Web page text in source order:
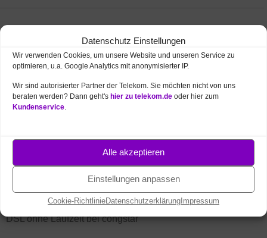
Datenschutz Einstellungen
Wir verwenden Cookies, um unsere Website und unseren Service zu
optimieren, u.a. Google Analytics mit anonymisierter IP.
Wir sind autorisierter Partner der Telekom. Sie möchten nicht von uns
beraten werden? Dann geht's hier zu telekom.de oder hier zum
Kundenservice
Alle akzeptieren
Einstellungen anpassen
Cookie-RichtlinieDatenschutzerklärungImpressum
Telekom Angebote des Monats
MagentaTV – beste Unterhaltung
FritzBox ab 1 € – 7690, 7530, 5690, 5530
DSL ohne Laufzeit bei congstar